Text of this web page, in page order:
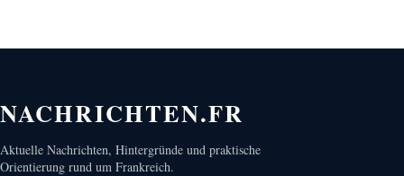
NACHRICHTEN.FR
Aktuelle Nachrichten, Hintergründe und praktische
Orientierung rund um Frankreich.